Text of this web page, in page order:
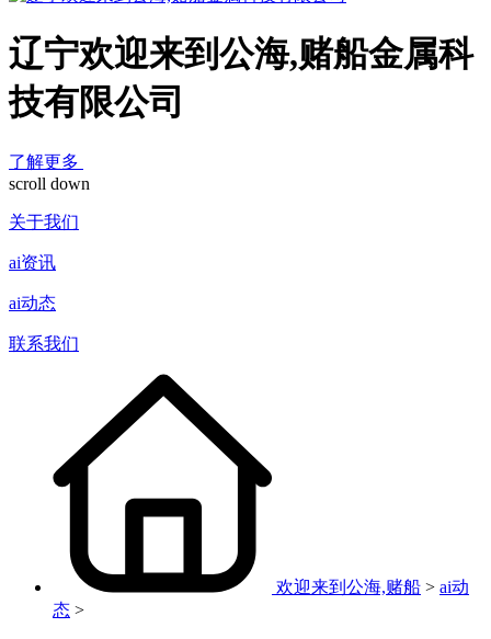
辽宁欢迎来到公海,赌船金属科
技有限公司
了解更多
scroll down
关于我们
ai资讯
ai动态
联系我们
欢迎来到公海,赌船 > ai动
态 >